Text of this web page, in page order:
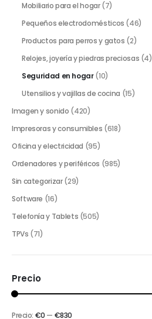
Mobiliario para el hogar (7)
Pequeños electrodomésticos (46)
Productos para perros y gatos (2)
Relojes, joyería y piedras preciosas (4)
Seguridad en hogar(10)
Utensilios y vajillas de cocina (15)
Imagen y sonido (420)
Impresoras y consumibles (618)
Oficina y electricidad (95)
Ordenadores y periféricos (985)
Sin categorizar(29)
Software (16)
Telefonía y Tablets (505)
TPVs (71)
Precio
Precio: €0 — €830